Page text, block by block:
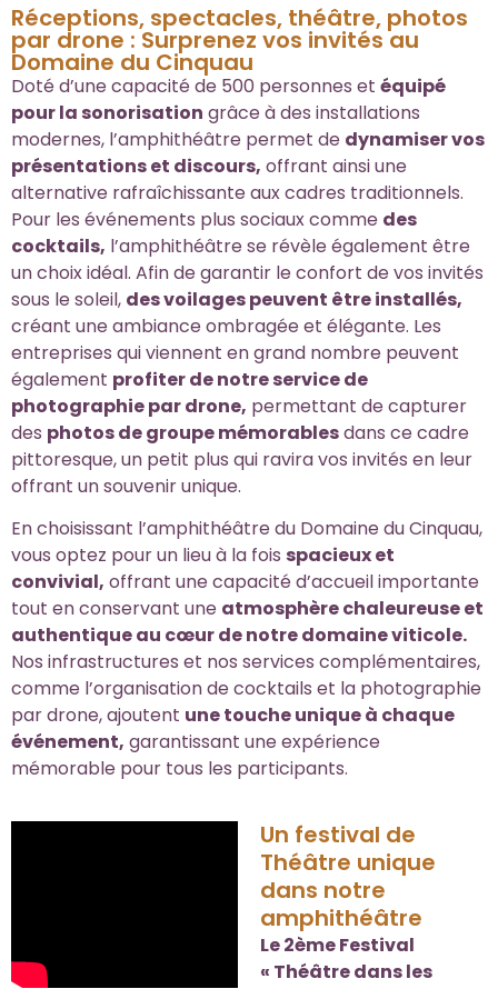
Réceptions, spectacles, théâtre, photos
par drone : Surprenez vos invités au
Domaine du Cinquau
Doté d’une capacité de 500 personnes et équipé
pour la sonorisation grâce à des installations
modernes, l’amphithéâtre permet de dynamiser vos
présentations et discours, offrant ainsi une
alternative rafraîchissante aux cadres traditionnels.
Pour les événements plus sociaux comme des
cocktails, l’amphithéâtre se révèle également être
un choix idéal. Afin de garantir le confort de vos invités
sous le soleil, des voilages peuvent être installés,
créant une ambiance ombragée et élégante. Les
entreprises qui viennent en grand nombre peuvent
également profiter de notre service de
photographie par drone, permettant de capturer
des photos de groupe mémorablesdans ce cadre
pittoresque, un petit plus qui ravira vos invités en leur
offrant un souvenir unique.
En choisissant l’amphithéâtre du Domaine du Cinquau,
vous optez pour un lieu à la fois spacieux et
convivial, offrant une capacité d’accueil importante
tout en conservant une atmosphère chaleureuse et
authentique au cœur de notre domaine viticole.
Nos infrastructures et nos services complémentaires,
comme l’organisation de cocktails et la photographie
par drone, ajoutent une touche unique à chaque
événement, garantissant une expérience
mémorable pour tous les participants.
Un festival de
Théâtre unique
dans notre
amphithéâtre
Le 2ème Festival
« Théâtre dans les